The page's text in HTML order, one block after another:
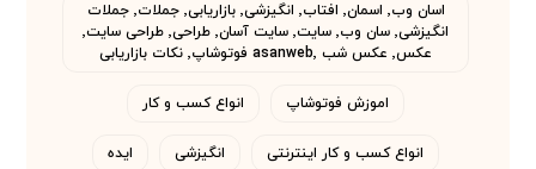
اسان وب٬ اسمان٬ افتاب٬ انگیزشی٬ بازاریابی٬ جملات٬ جملات
انگیزشی٬ سان وب٬ سایت٬ سایت آسان٬ طراحی٬ طراحی سایت٬
عکس٬ عکس شب asanweb٬ فوتوشاپ٬ نکات بازاریابی
اموزش فوتوشاپ انواع کسب و کار
انواع کسب و کار اینترنتی انگیزشی ایده